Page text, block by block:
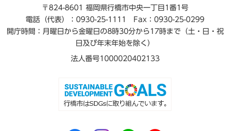
〒824-8601 福岡県行橋市中央一丁目1番1号
電話（代表）：0930-25-1111
Fax：0930-25-0299
開庁時間：月曜日から金曜日の8時30分から17時まで（土・日・祝
日及び年末年始を除く）
法人番号1000020402133